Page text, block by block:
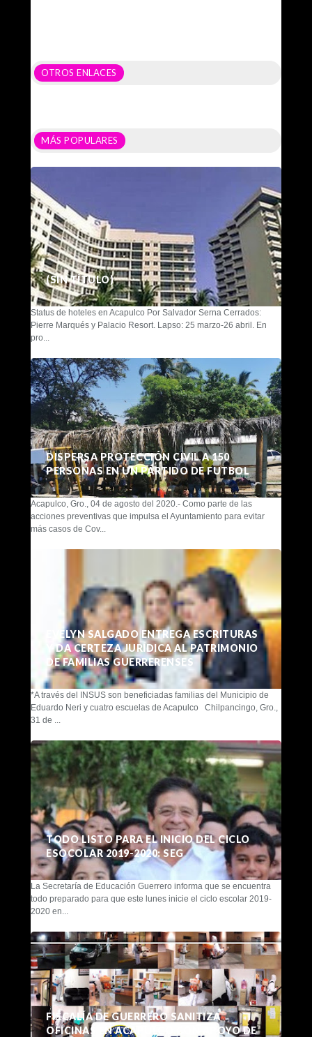
OTROS ENLACES
MÁS POPULARES
(SIN TÍTULO)
Status de hoteles en Acapulco Por Salvador Serna Cerrados:
Pierre Marqués y Palacio Resort. Lapso: 25 marzo-26 abril. En
pro...
DISPERSA PROTECCIÓN CIVIL A 150
PERSONAS EN UN PARTIDO DE FUTBOL
Acapulco, Gro., 04 de agosto del 2020.- Como parte de las
acciones preventivas que impulsa el Ayuntamiento para evitar
más casos de Cov...
EVELYN SALGADO ENTREGA ESCRITURAS
Y DA CERTEZA JURÍDICA AL PATRIMONIO
DE FAMILIAS GUERRERENSES
*A través del INSUS son beneficiadas familias del Municipio de
Eduardo Neri y cuatro escuelas de Acapulco Chilpancingo, Gro.,
31 de ...
TODO LISTO PARA EL INICIO DEL CICLO
ESOCOLAR 2019-2020: SEG
La Secretaría de Educación Guerrero informa que se encuentra
todo preparado para que este lunes inicie el ciclo escolar 2019-
2020 en...
FISCALÍA DE GUERRERO SANITIZA
OFICINAS EN ACAPULCO CON APOYO DE